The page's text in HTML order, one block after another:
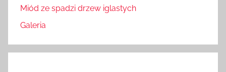
Miód ze spadzi drzew iglastych
Galeria